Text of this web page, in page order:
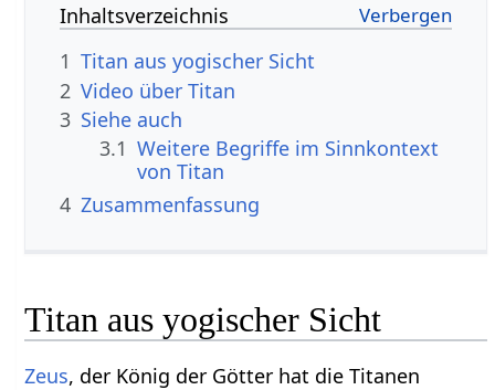
Inhaltsverzeichnis
1 Titan aus yogischer Sicht
2
3 Siehe auch
3.1 Weitere Begriffe im Sinnkontext
4 Zusammenfassung
Titan aus yogischer Sicht
Zeus, der König der Götter hat die Titanen